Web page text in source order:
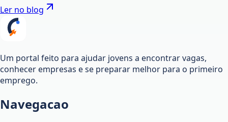
Ler no blog
Um portal feito para ajudar jovens a encontrar vagas,
conhecer empresas e se preparar melhor para o primeiro
emprego.
Navegacao